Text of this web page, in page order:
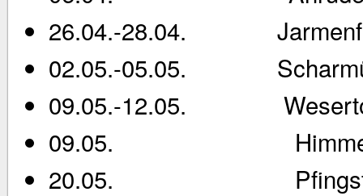
26.04.-28.04.
02.05.-05.05.
09.05.-12.05.
09.05.
20.05.